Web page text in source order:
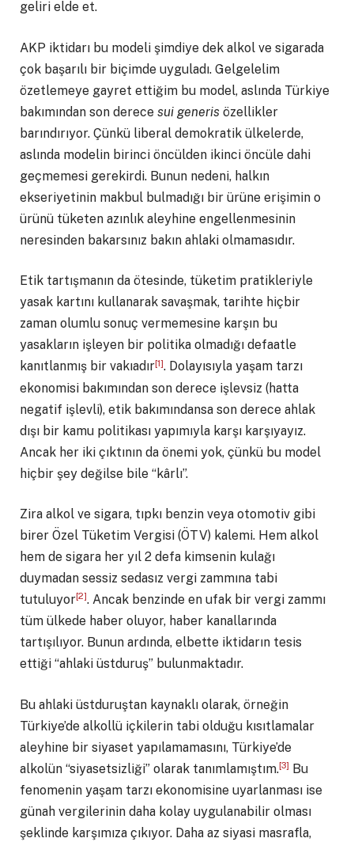
geliri elde et.
AKP iktidarı bu modeli şimdiye dek alkol ve sigarada
çok başarılı bir biçimde uyguladı. Gelgelelim
özetlemeye gayret ettiğim bu model, aslında Türkiye
bakımından son derece sui generis özellikler
barındırıyor. Çünkü liberal demokratik ülkelerde,
aslında modelin birinci öncülden ikinci öncüle dahi
geçmemesi gerekirdi. Bunun nedeni, halkın
ekseriyetinin makbul bulmadığı bir ürüne erişimin o
ürünü tüketen azınlık aleyhine engellenmesinin
neresinden bakarsınız bakın ahlaki olmamasıdır.
Etik tartışmanın da ötesinde, tüketim pratikleriyle
yasak kartını kullanarak savaşmak, tarihte hiçbir
zaman olumlu sonuç vermemesine karşın bu
yasakların işleyen bir politika olmadığı defaatle
kanıtlanmış bir vakıadır[1]. Dolayısıyla yaşam tarzı
ekonomisi bakımından son derece işlevsiz (hatta
negatif işlevli), etik bakımındansa son derece ahlak
dışı bir kamu politikası yapımıyla karşı karşıyayız.
Ancak her iki çıktının da önemi yok, çünkü bu model
hiçbir şey değilse bile “kârlı”.
Zira alkol ve sigara, tıpkı benzin veya otomotiv gibi
birer Özel Tüketim Vergisi (ÖTV) kalemi. Hem alkol
hem de sigara her yıl 2 defa kimsenin kulağı
duymadan sessiz sedasız vergi zammına tabi
tutuluyor[2]. Ancak benzinde en ufak bir vergi zammı
tüm ülkede haber oluyor, haber kanallarında
tartışılıyor. Bunun ardında, elbette iktidarın tesis
ettiği “ahlaki üstduruş” bulunmaktadır.
Bu ahlaki üstduruştan kaynaklı olarak, örneğin
Türkiye’de alkollü içkilerin tabi olduğu kısıtlamalar
aleyhine bir siyaset yapılamamasını, Türkiye’de
alkolün “siyasetsizliği” olarak tanımlamıştım.[3] Bu
fenomenin yaşam tarzı ekonomisine uyarlanması ise
günah vergilerinin daha kolay uygulanabilir olması
şeklinde karşımıza çıkıyor. Daha az siyasi masrafla,